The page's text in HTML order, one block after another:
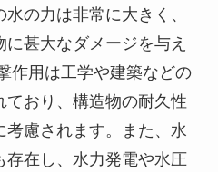
の力は非常に大きく、
甚大なダメージを与え
作用は工学や建築などの
おり、構造物の耐久性
慮されます。また、水
存在し、水力発電や水圧